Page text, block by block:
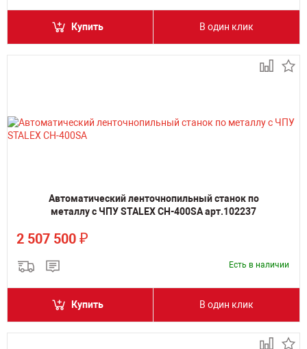
Купить В один клик
Автоматический ленточнопильный станок по
металлу с ЧПУ STALEX CH-400SA арт.102237
2 507 500 ₽
Есть в наличии
Купить В один клик